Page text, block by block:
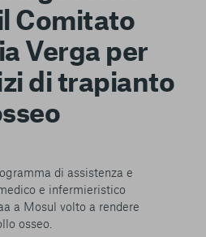
sono una parte
della nostra Piattaforma.
è rendere l’esperienza di
efficiente, nonché consentirci di
Piattaforma stessa. Inoltre, i
mostrare pubblicità che risulti
le informazioni sui cookie che
attivarli e/o disattivarli secondo
i Cookie strettamente necessari
È importante tenere
Comitato
Verga per
di trapianto
di assistenza e
e infermieristico
a Mosul volto a rendere
osseo.